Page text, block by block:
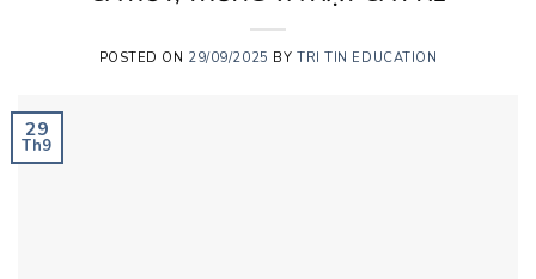
POSTED ON 29/09/2025 BY TRI TIN EDUCATION
29
Th9